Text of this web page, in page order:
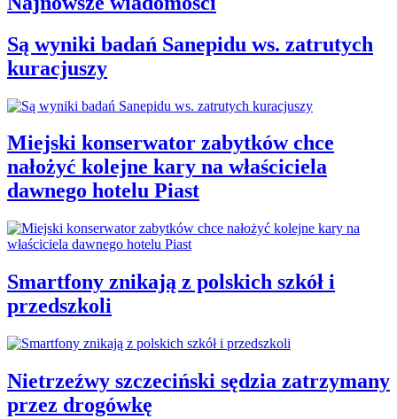
Są wyniki badań Sanepidu ws. zatrutych
kuracjuszy
Miejski konserwator zabytków chce
nałożyć kolejne kary na właściciela
dawnego hotelu Piast
Smartfony znikają z polskich szkół i
przedszkoli
Nietrzeźwy szczeciński sędzia zatrzymany
przez drogówkę